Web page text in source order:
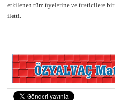
etkilenen tüm üyelerine ve üreticilere
iletti.